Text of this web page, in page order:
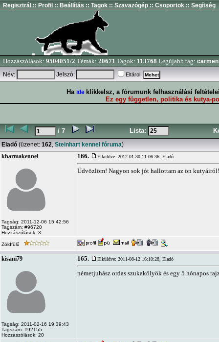
Regisztrál :: Profil :: Beállítás :: Tagok :: Szavazógép :: Csoportok :: Segítség
Hozzászólások: 9504051/2 Témák: 20671 Tagok: 113768 Legújabb tag:
Név:
Jelszó: Eltárol
Ha ide klikkelsz, a fórumunk felhasználási
Ez egy független, politika és kutya-
/ 7 Lista:
Eladó (üzenet: 162, Steinhart kennel fóruma)
kharmakennel
Tagság: 2011-12-06 15:42:56
Tagszám: #96720
Hozzászólások: 3
166. Elküldve: 2012-01-30 11:06:36, Eladó
Üdvözlöm! Nagyon sok jót hallottam az ön
Zöldfülű
kisani79
Tagság: 2011-02-16 19:39:43
Tagszám: #92155
Hozzászólások: 20
165. Elküldve: 2011-08-12 16:10:28, Eladó
németjuhász ordas szukakölyök és egy 5 hónapos